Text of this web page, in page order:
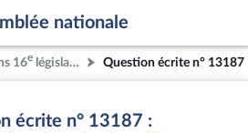
nationale
16e législature Question écrite n° 13187
écrite n° 13187 :